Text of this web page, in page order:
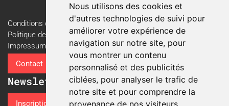
Nous utilisons des cookies et
d'autres technologies de suivi pour
améliorer votre expérience de
navigation sur notre site, pour
vous montrer un contenu
personnalisé et des publicités
ciblées, pour analyser le trafic de
notre site et pour comprendre la
provenance de nos visiteurs.
Conditions d'utilisation
Politique de confidentialité
Impressum
Contact
Newsletter
Inscription à la newsletter